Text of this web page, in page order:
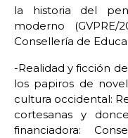
la historia del
moderno (GVPRE/
Consellería de
-Realidad y ficción
los papiros de
cultura occidental:
cortesanas y
financiadora: